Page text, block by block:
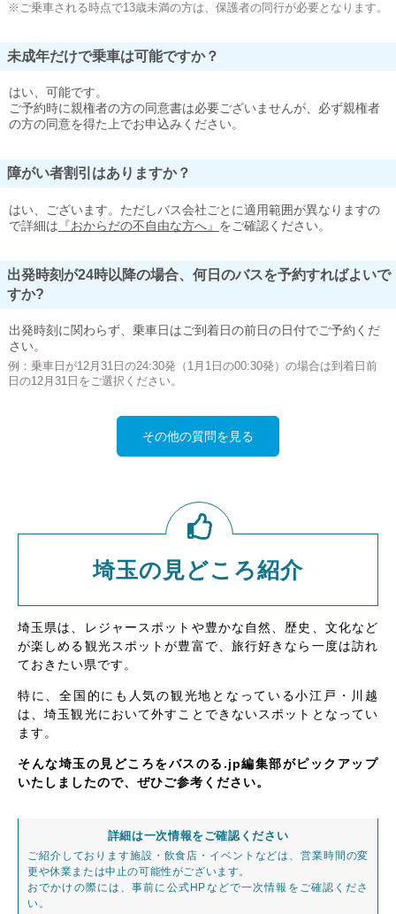
※ご乗車される時点で13歳未満の方は、保護者の同行が必要となります。
未成年だけで乗車は可能ですか？
はい、可能です。
ご予約時に親権者の方の同意書は必要ございませんが、必ず親権者
の方の同意を得た上でお申込みください。
障がい者割引はありますか？
はい、ございます。ただしバス会社ごとに適用範囲が異なりますの
で詳細は 『おからだの不自由な方へ』 をご確認ください。
出発時刻が24時以降の場合、何日のバスを予約すればよいで
すか?
出発時刻に関わらず、乗車日はご到着日の前日の日付でご予約くだ
さい。
例：乗車日が12月31日の24:30発（1月1日の00:30発）の場合は到着日前
日の12月31日をご選択ください。
その他の質問を見る
埼玉の見どころ紹介
埼玉県は、レジャースポットや豊かな自然、歴史、文化など
が楽しめる観光スポットが豊富で、旅行好きなら一度は訪れ
ておきたい県です。
特に、全国的にも人気の観光地となっている小江戸・川越
は、埼玉観光において外すことできないスポットとなってい
ます。
そんな埼玉の見どころをバスのる.jp編集部がピックアップ
いたしましたので、ぜひご参考ください。
詳細は一次情報をご確認ください
ご紹介しております施設・飲食店・イベントなどは、営業時間の変
更や休業または中止の可能性がございます。
おでかけの際には、事前に公式HPなどで一次情報をご確認くださ
い。